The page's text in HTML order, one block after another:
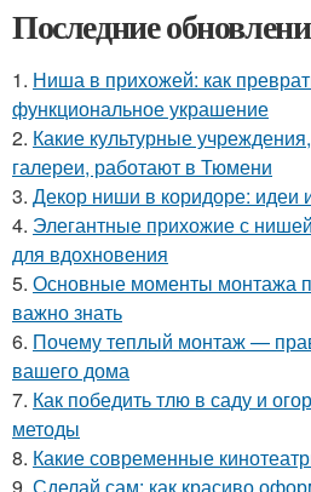
Последние
1. Ниша в прихожей: как
функциональное украшение
2. Какие культурные
галереи, работают в Тюмени
3. Декор ниши в коридоре: идеи
4. Элегантные прихожие с
для вдохновения
5. Основные моменты монтажа
важно знать
6. Почему теплый монтаж —
вашего дома
7. Как победить тлю в саду и
методы
8. Какие современные